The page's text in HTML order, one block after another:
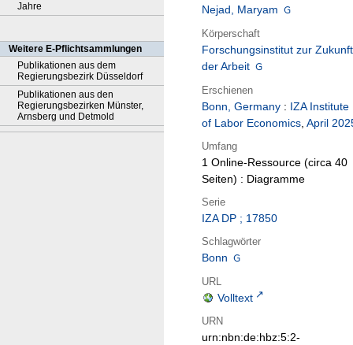
Jahre
Weitere E-Pflichtsammlungen
Publikationen aus dem
Regierungsbezirk Düsseldorf
Publikationen aus den
Regierungsbezirken Münster,
Arnsberg und Detmold
Nejad, Maryam
Körperschaft
Forschungsinstitut zur Zukunft
der Arbeit
Erschienen
Bonn, Germany : IZA Institute
of Labor Economics, April
Umfang
1 Online-Ressource (circa 40
Seiten) : Diagramme
Serie
IZA DP ; 17850
Schlagwörter
Bonn
URL
Volltext
URN
urn:nbn:de:hbz:5:2-